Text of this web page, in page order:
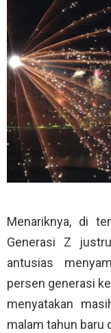
Menariknya, di
Generasi Z
antusias
persen generasi
menyatakan
malam tahun baru